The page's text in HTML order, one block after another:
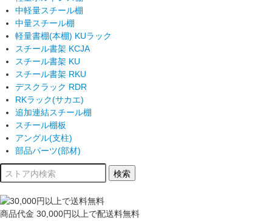
中軽量スチール棚
中量スチール棚
軽量書棚(本棚) KUラック
スチール書架 KCJA
スチール書架 KU
スチール書架 RKU
デスクラック RDR
RKラック(サカエ)
追加連結スチール棚
スチール棚板
アングル(支柱)
部品パーツ(部材)
商品代金 30,000円以上で配送料無料